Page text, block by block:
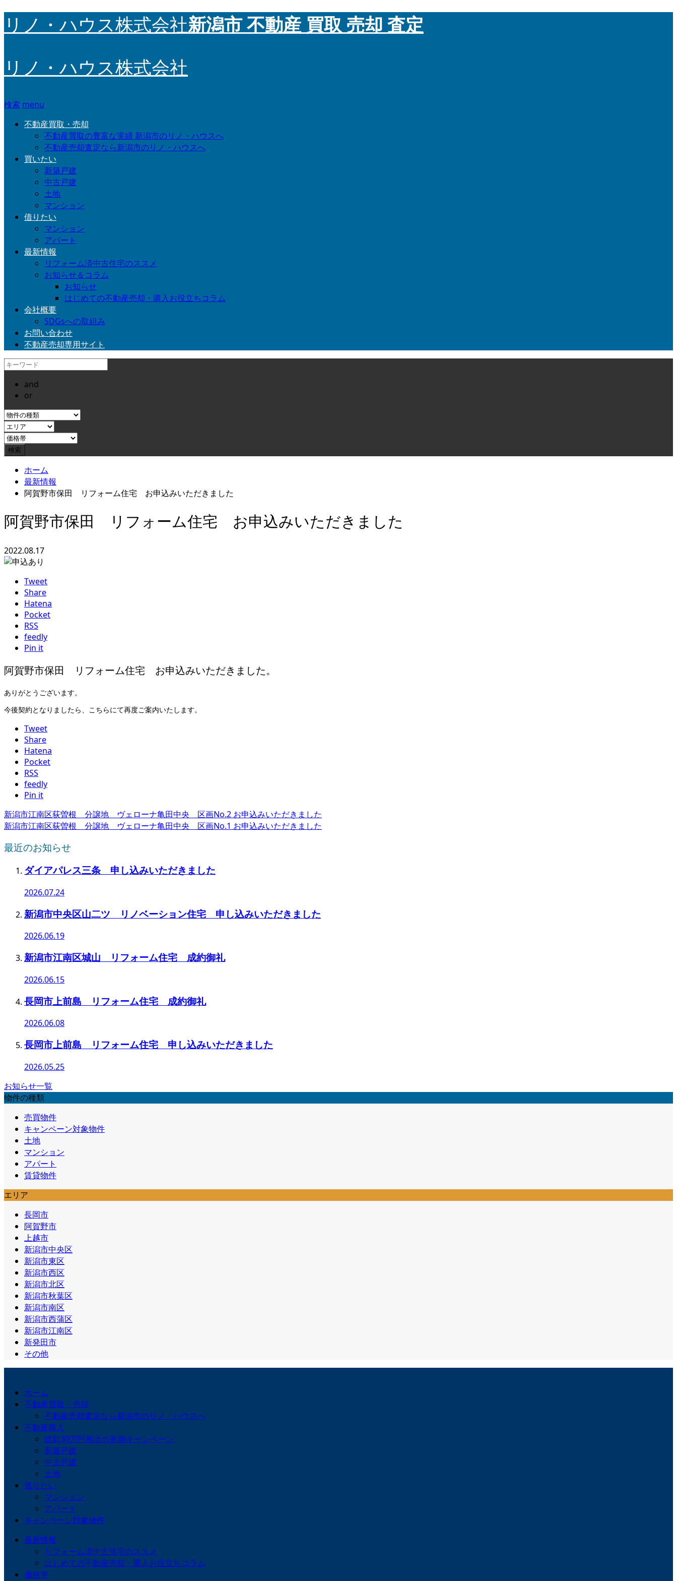
リノ・ハウス株式会社新潟市 不動産 買取 売却 査定
リノ・ハウス株式会社
検索 menu
不動産買取・売却
不動産買取の豊富な実績 新潟市のリノ・ハウスへ
不動産売却査定なら新潟市のリノ・ハウスへ
買いたい
新築戸建
中古戸建
土地
マンション
借りたい
マンション
アパート
最新情報
リフォーム済中古住宅のススメ
お知らせ＆コラム
お知らせ
はじめての不動産売却・購入お役立ちコラム
会社概要
SDGsへの取組み
お問い合わせ
不動産売却専用サイト
and
or
ホーム
最新情報
阿賀野市保田 リフォーム住宅 お申込みいただきました
阿賀野市保田 リフォーム住宅 お申込みいただきました
2022.08.17
Tweet
Share
Hatena
Pocket
RSS
feedly
Pin it
阿賀野市保田 リフォーム住宅 お申込みいただきました。
ありがとうございます。
今後契約となりましたら、こちらにて再度ご案内いたします。
Tweet
Share
Hatena
Pocket
RSS
feedly
Pin it
新潟市江南区荻曽根 分譲地 ヴェローナ亀田中央 区画No.2 お申込みいただきました
新潟市江南区荻曽根 分譲地 ヴェローナ亀田中央 区画No.1 お申込みいただきました
最近のお知らせ
ダイアパレス三条 申し込みいただきました
2026.07.24
新潟市中央区山二ツ リノベーション住宅 申し込みいただきました
2026.06.19
新潟市江南区城山 リフォーム住宅 成約御礼
2026.06.15
長岡市上前島 リフォーム住宅 成約御礼
2026.06.08
長岡市上前島 リフォーム住宅 申し込みいただきました
2026.05.25
お知らせ一覧
物件の種類
売買物件
キャンペーン対象物件
土地
マンション
アパート
賃貸物件
エリア
長岡市
阿賀野市
上越市
新潟市中央区
新潟市東区
新潟市西区
新潟市北区
新潟市秋葉区
新潟市南区
新潟市西蒲区
新潟市江南区
新発田市
その他
ホーム
不動産買取・売却
不動産売却査定なら新潟市のリノ・ハウスへ
不動産購入
総額30万円相当の新築キャンペーン
新築戸建
中古戸建
土地
借りたい
マンション
アパート
キャンペーン対象物件
最新情報
リフォーム済中古住宅のススメ
はじめての不動産売却・購入お役立ちコラム
価格帯